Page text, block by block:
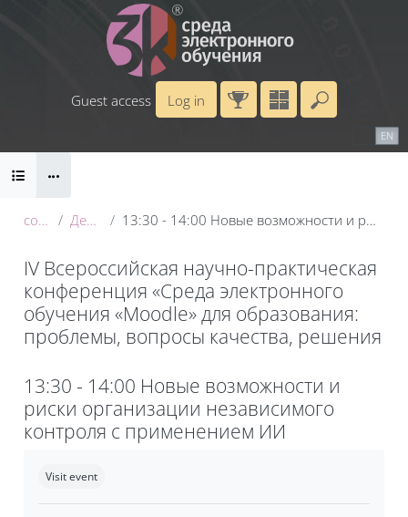
Skip to main content
Enter
Guest access
Log in
EN
Blocks
conf_2025 День 1: 20 мая 13:30 - 14:00 Новые возможности и риски организации независимого контроля с применением ИИ
IV Всероссийская научно-практическая
конференция «Среда электронного
обучения «Moodle» для образования:
проблемы, вопросы качества, решения
13:30 - 14:00 Новые возможности и
риски организации независимого
контроля с применением ИИ
Visit event